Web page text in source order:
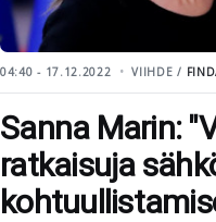
04:40 - 17.12.2022 VIIHDE /
Sanna Marin:
ratkaisuja